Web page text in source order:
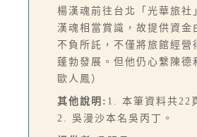
楊漢魂前往台北「光華旅
漢魂相當賞識，故提供資
不負所託，不僅將旅館經
蓬勃發展。但他仍心繫陳
歐人鳳）
其他說明: 1. 本筆資料共22
2. 吳漫沙本名吳丙丁。